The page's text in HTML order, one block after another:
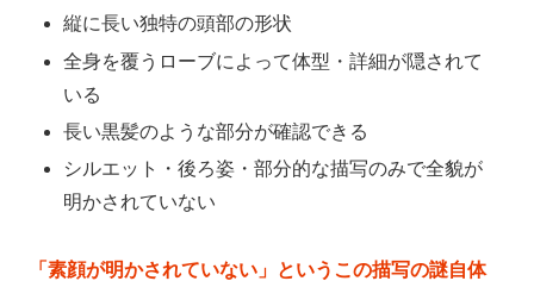
縦に長い独特の頭部の形状
全身を覆うローブによって体型・詳細が隠されて
いる
長い黒髪のような部分が確認できる
シルエット・後ろ姿・部分的な描写のみで全貌が
明かされていない
「素顔が明かされていない」というこの描写の謎自体